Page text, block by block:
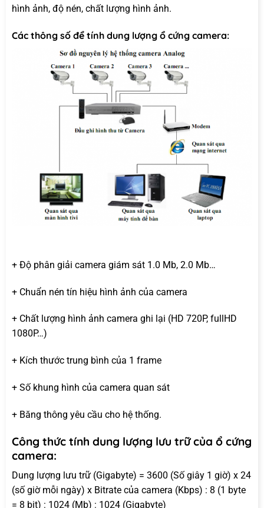
hình ảnh, độ nén, chất lượng hình ảnh.
Các thông số để tính dung lượng ổ cứng camera:
+ Độ phân giải camera giám sát 1.0 Mb, 2.0 Mb…
+ Chuẩn nén tín hiệu hình ảnh của camera
+ Chất lượng hình ảnh camera ghi lại (HD 720P, fullHD
1080P…)
+ Kích thước trung bình của 1 frame
+ Số khung hình của camera quan sát
+ Băng thông yêu cầu cho hệ thống.
Công thức tính dung lượng lưu trữ của ổ cứng
camera:
Dung lượng lưu trữ (Gigabyte) = 3600 (Số giây 1 giờ) x 24
(số giờ mỗi ngày) x Bitrate của camera (Kbps) : 8 (1 byte
= 8 bit) : 1024 (Mb) : 1024 (Gigabyte)